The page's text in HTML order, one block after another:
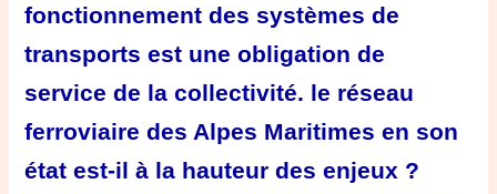
fonctionnement des systèmes de
transports est une obligation de
service de la collectivité. le réseau
ferroviaire des Alpes Maritimes en son
état est-il à la hauteur des enjeux ?